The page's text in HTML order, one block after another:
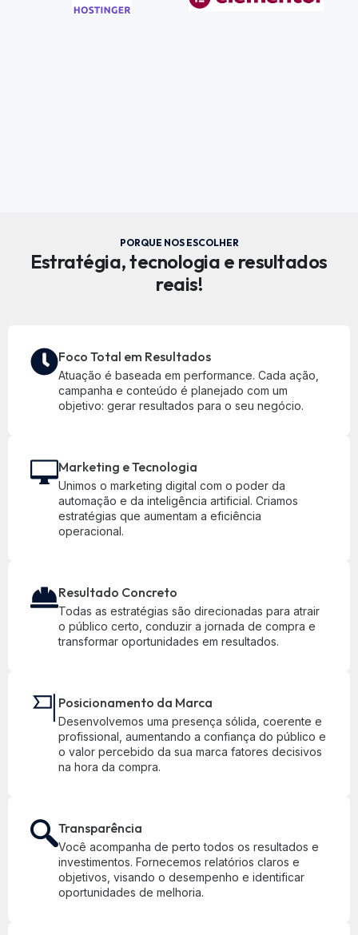
PORQUE NOS ESCOLHER
Estratégia, tecnologia e resultados
reais!
Foco Total em Resultados
Atuação é baseada em performance. Cada ação,
campanha e conteúdo é planejado com um
objetivo: gerar resultados para o seu negócio.
Marketing e Tecnologia
Unimos o marketing digital com o poder da
automação e da inteligência artificial. Criamos
estratégias que aumentam a eficiência
operacional.
Resultado Concreto
Todas as estratégias são direcionadas para atrair
o público certo, conduzir a jornada de compra e
transformar oportunidades em resultados.
Posicionamento da Marca
Desenvolvemos uma presença sólida, coerente e
profissional, aumentando a confiança do público e
o valor percebido da sua marca fatores decisivos
na hora da compra.
Transparência
Você acompanha de perto todos os resultados e
investimentos. Fornecemos relatórios claros e
objetivos, visando o desempenho e identificar
oportunidades de melhoria.